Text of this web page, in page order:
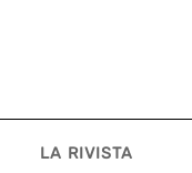
LA RIVISTA